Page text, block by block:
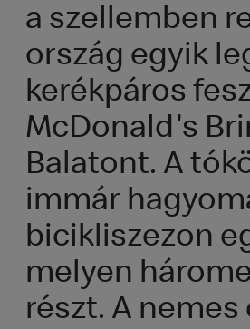
a szellemben
ország egyik
kerékpáros
McDonald's
Balatont. A
immár
bicikliszezon
melyen
részt. A